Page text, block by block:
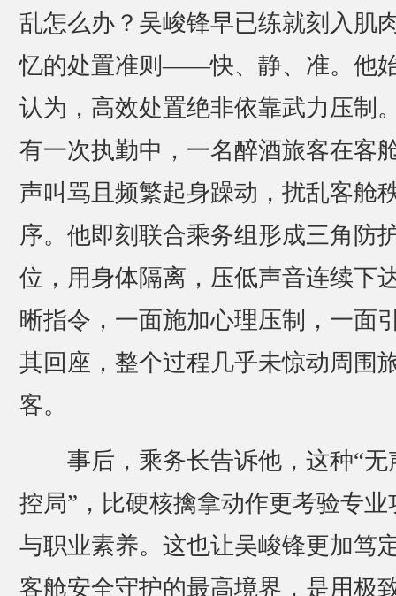
乱怎么办？吴峻锋早已练就刻入肌
忆的处置准则——快、静、准。他
认为，高效处置绝非依靠武力压制
有一次执勤中，一名醉酒旅客在客
声叫骂且频繁起身躁动，扰乱客舱
序。他即刻联合乘务组形成三角防
位，用身体隔离，压低声音连续下
晰指令，一面施加心理压制，一面
其回座，整个过程几乎未惊动周围
客。
事后，乘务长告诉他，这种“无
控局”，比硬核擒拿动作更考验专业
与职业素养。这也让吴峻锋更加笃
客舱安全守护的最高境界，是用极